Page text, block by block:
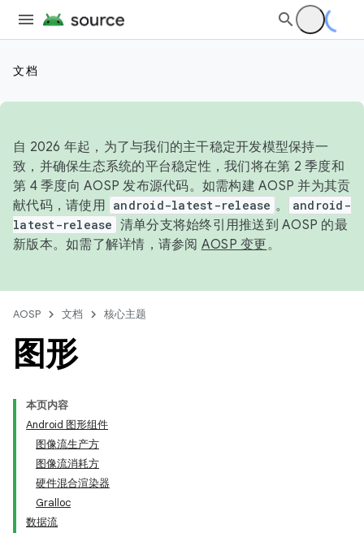
文档
自 2026 年起，为了与我们的主干稳定开发模型保持一
致，并确保生态系统的平台稳定性，我们将在第 2 季度和
第 4 季度向 AOSP 发布源代码。如需构建 AOSP 并为其贡
献代码，请使用 android-latest-release 。
android-
latest-release 清单分支将始终引用推送到 AOSP 的最
新版本。如需了解详情，请参阅 AOSP 变更。
AOSP 文档 核心主题
图形
本页内容
Android 图形组件
图像流生产方
图像流消耗方
硬件混合渲染器
Gralloc
数据流